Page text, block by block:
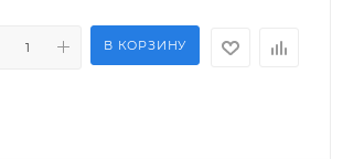
В КОРЗИНУ